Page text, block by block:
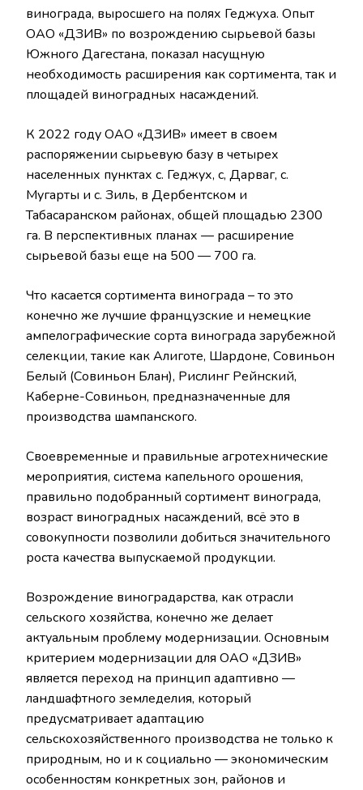
винограда, выросшего на полях Геджуха. Опыт
ОАО «ДЗИВ» по возрождению сырьевой базы
Южного Дагестана, показал насущную
необходимость расширения как сортимента, так и
площадей виноградных насаждений.
К 2022 году ОАО «ДЗИВ» имеет в своем
распоряжении сырьевую базу в четырех
населенных пунктах с. Геджух, с, Дарваг, с.
Мугарты и с. Зиль, в Дербентском и
Табасаранском районах, общей площадью 2300
га. В перспективных планах — расширение
сырьевой базы еще на 500 — 700 га.
Что касается сортимента винограда – то это
конечно же лучшие французские и немецкие
ампелографические сорта винограда зарубежной
селекции, такие как Алиготе, Шардоне, Совиньон
Белый (Совиньон Блан), Рислинг Рейнский,
Каберне-Совиньон, предназначенные для
производства шампанского.
Своевременные и правильные агротехнические
мероприятия, система капельного орошения,
правильно подобранный сортимент винограда,
возраст виноградных насаждений, всё это в
совокупности позволили добиться значительного
роста качества выпускаемой продукции.
Возрождение виноградарства, как отрасли
сельского хозяйства, конечно же делает
актуальным проблему модернизации. Основным
критерием модернизации для ОАО «ДЗИВ»
является переход на принцип адаптивно —
ландшафтного земледелия, который
предусматривает адаптацию
сельскохозяйственного производства не только к
природным, но и к социально — экономическим
особенностям конкретных зон, районов и